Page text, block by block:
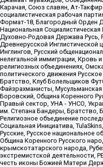
Карачая, Союз славян, Ат-
социалистическая рабочая
Формат-18, Благородный Орден
Национальная
Духовно-Родовая Держава Русь,
Древнерусской
Инглингов, Русский
нелегальной иммиграции, Кровь
религиозных объединениях,
политического движения
Братство, Клуб Болельщиков
Файзрахманисты, Мусульманская
Боровский, Община Коренного
Правый сектор, УНА - УНСО,
им. Степана Бандеры, Братство,
Религиозное объединение
Социальная Инициатива,
Русские, Русское национальное
Община Коренного Русского
крымскотатарского народа,
экстремистской деятельности,
честь иконы Божией Матери